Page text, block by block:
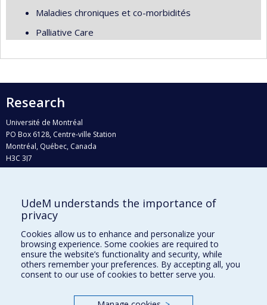
Maladies chroniques et co-morbidités
Palliative Care
Research
Université de Montréal
PO Box 6128, Centre-ville Station
Montréal, Québec, Canada
H3C 3J7
Who does what?
Find us
Site map
Accessibility
UdeM understands the importance of
privacy
Cookies allow us to enhance and personalize your
browsing experience. Some cookies are required to
ensure the website’s functionality and security, while
others remember your preferences. By accepting all, you
consent to our use of cookies to better serve you.